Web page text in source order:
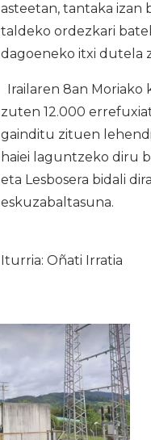
asteetan, tantaka izan
taldeko ordezkari
dagoeneko itxi dutela
Irailaren 8an
zuten 12.000
gainditu zituen
haiei laguntzeko diru
eta Lesbosera bidali
eskuzabaltasuna.
Iturria: Oñati Irratia